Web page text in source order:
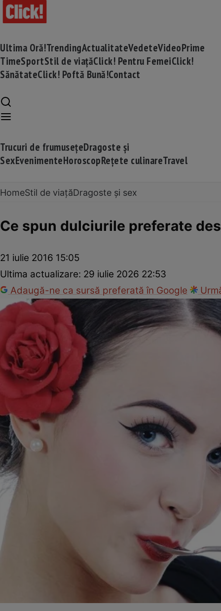
Ultima Oră!TrendingActualitateVedeteVideoPrime
TimeSportStil de viațăClick! Pentru FemeiClick!
SănătateClick! Poftă Bună!Contact
Trucuri de frumusețeDragoste și
SexEvenimenteHoroscopRețete culinareTravel
HomeStil de viațăDragoste și sex
Ce spun dulciurile preferate
21 iulie 2016 15:05
Ultima actualizare: 29 iulie 2026 22:53
Adaugă-ne ca sursă preferată în Google